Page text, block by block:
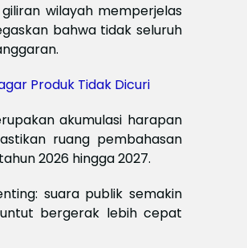
wilayah memperjelas
bahwa tidak seluruh
Produk Tidak Dicuri
akumulasi harapan
ruang pembahasan
2026 hingga 2027.
suara publik semakin
bergerak lebih cepat